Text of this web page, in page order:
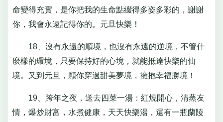
命變得充實，是你把我的生命點綴得多姿多彩的，謝謝
你，我會永遠記得你的。元旦快樂！
18、沒有永遠的順境，也沒有永遠的逆境，不管什
麼樣的環境，只要保持好的心境，就能抵達快樂的仙
境。又到元旦，願你穿過甜美夢境，擁抱幸福勝境！
19、跨年之夜，送去四菜一湯：紅燒開心，清蒸友
情，爆炒財富，水煮健康，天天快樂湯，還有一瓶蘭陵